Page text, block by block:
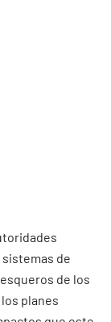
de
de los
planes